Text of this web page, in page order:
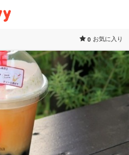
0 お気に入り